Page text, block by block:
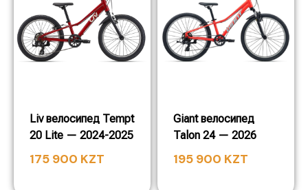
Liv велосипед Tempt
20 Lite — 2024-2025
175 900 KZT
Giant велосипед
Talon 24 — 2026
195 900 KZT